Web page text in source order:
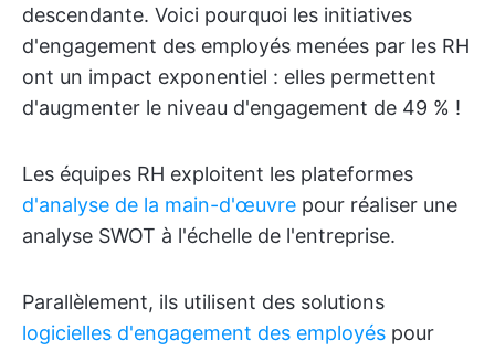
descendante. Voici pourquoi les initiatives
d'engagement des employés menées par les RH
ont un impact exponentiel : elles permettent
d'augmenter le niveau d'engagement de 49 % !
Les équipes RH exploitent les plateformes
d'analyse de la main-d'œuvre pour réaliser une
analyse SWOT à l'échelle de l'entreprise.
Parallèlement, ils utilisent des solutions
logicielles d'engagement des employés pour